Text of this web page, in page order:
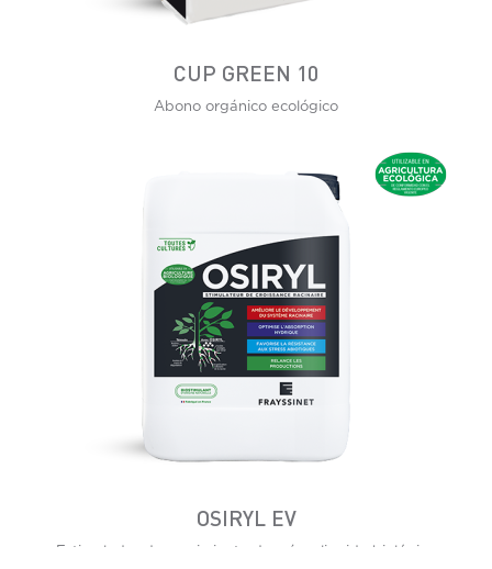
CUP GREEN 10
Abono orgánico ecológico
OSIRYL EV
Estimulador de crecimiento de raíces liquido biológico